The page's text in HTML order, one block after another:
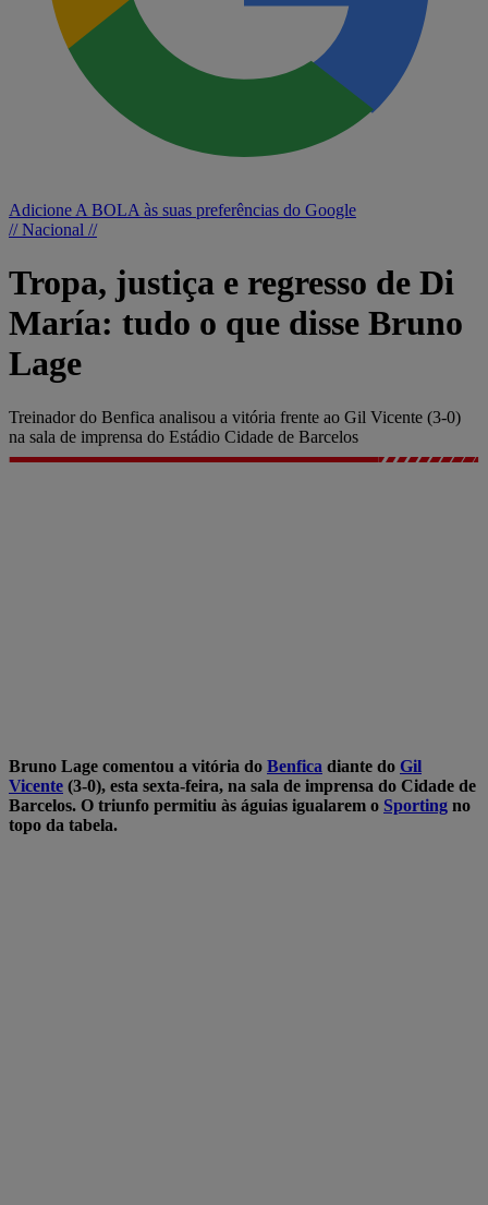
Adicione A BOLA às suas preferências do Google
// Nacional //
Tropa, justiça e regresso de Di
María: tudo o que disse Bruno
Lage
Treinador do Benfica analisou a vitória frente ao Gil Vicente (3-0)
na sala de imprensa do Estádio Cidade de Barcelos
Bruno Lage comentou a vitória do Benfica diante do Gil
Vicente (3-0), esta sexta-feira, na sala de imprensa do Cidade de
Barcelos. O triunfo permitiu às águias igualarem o Sporting no
topo da tabela.